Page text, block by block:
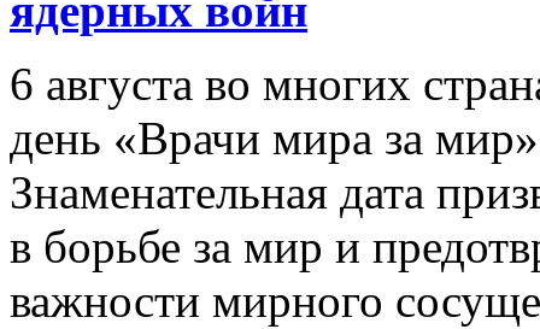
ядерных войн
6 августа во многих
день «Врачи мира за
Знаменательная дата
в борьбе за мир и
важности мирного